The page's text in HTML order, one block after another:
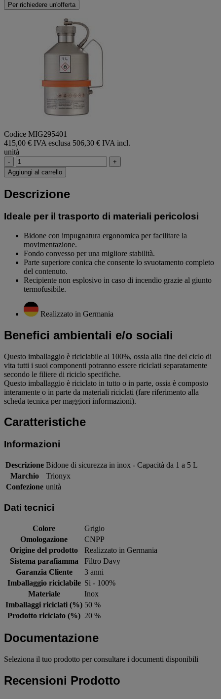
Per richiedere un'offerta
Codice MIG295401
415,00 € IVA esclusa 506,30 € IVA incl.
unità
-
+
Aggiungi al carrello
Descrizione
Ideale per il trasporto di materiali pericolosi
Bidone con impugnatura ergonomica per facilitare la
movimentazione.
Fondo convesso per una migliore stabilità.
Parte superiore conica che consente lo svuotamento completo
del contenuto.
Recipiente non esplosivo in caso di incendio grazie al giunto
termofusibile.
Realizzato in Germania
Benefici ambientali e/o sociali
Questo imballaggio è riciclabile al 100%, ossia alla fine del ciclo di
vita tutti i suoi componenti potranno essere riciclati separatamente
secondo le filiere di riciclo specifiche.
Questo imballaggio è riciclato in tutto o in parte, ossia è composto
interamente o in parte da materiali riciclati (fare riferimento alla
scheda tecnica per maggiori informazioni).
Caratteristiche
Informazioni
Descrizione Bidone di sicurezza in inox - Capacità da 1 a 5 L
Marchio
Trionyx
Confezione unità
Dati tecnici
Colore
Grigio
Omologazione
CNPP
Origine del prodotto
Realizzato in Germania
Sistema parafiamma
Filtro Davy
Garanzia Cliente
3 anni
Imballaggio riciclabile Si - 100%
Materiale
Inox
Imballaggi riciclati (%) 50 %
Prodotto riciclato (%) 20 %
Documentazione
Seleziona il tuo prodotto per consultare i documenti disponibili
Recensioni Prodotto